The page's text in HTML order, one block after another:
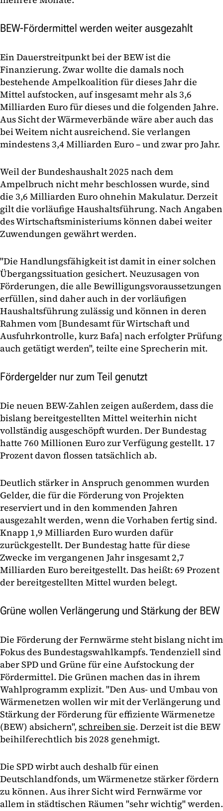
BEW-Fördermittel werden weiter ausgezahlt
Ein Dauerstreitpunkt bei der BEW ist die
Finanzierung. Zwar wollte die damals noch
bestehende Ampelkoalition für dieses Jahr die
Mittel aufstocken, auf insgesamt mehr als 3,6
Milliarden Euro für dieses und die folgenden Jahre.
Aus Sicht der Wärmeverbände wäre aber auch das
bei Weitem nicht ausreichend. Sie verlangen
mindestens 3,4 Milliarden Euro – und zwar pro Jahr.
Weil der Bundeshaushalt 2025 nach dem
Ampelbruch nicht mehr beschlossen wurde, sind
die 3,6 Milliarden Euro ohnehin Makulatur. Derzeit
gilt die vorläufige Haushaltsführung. Nach Angaben
des Wirtschaftsministeriums können dabei weiter
Zuwendungen gewährt werden.
"Die Handlungsfähigkeit ist damit in einer solchen
Übergangssituation gesichert. Neuzusagen von
Förderungen, die alle Bewilligungsvoraussetzungen
erfüllen, sind daher auch in der vorläufigen
Haushaltsführung zulässig und können in deren
Rahmen vom [Bundesamt für Wirtschaft und
Ausfuhrkontrolle, kurz Bafa] nach erfolgter Prüfung
auch getätigt werden", teilte eine Sprecherin mit.
Fördergelder nur zum Teil genutzt
Die neuen BEW-Zahlen zeigen außerdem, dass die
bislang bereitgestellten Mittel weiterhin nicht
vollständig ausgeschöpft wurden. Der Bundestag
hatte 760 Millionen Euro zur Verfügung gestellt. 17
Prozent davon flossen tatsächlich ab.
Deutlich stärker in Anspruch genommen wurden
Gelder, die für die Förderung von Projekten
reserviert und in den kommenden Jahren
ausgezahlt werden, wenn die Vorhaben fertig sind.
Knapp 1,9 Milliarden Euro wurden dafür
zurückgestellt. Der Bundestag hatte für diese
Zwecke im vergangenen Jahr insgesamt 2,7
Milliarden Euro bereitgestellt. Das heißt: 69 Prozent
der bereitgestellten Mittel wurden belegt.
Grüne wollen Verlängerung und Stärkung der BEW
Die Förderung der Fernwärme steht bislang nicht im
Fokus des Bundestagswahlkampfs. Tendenziell sind
aber SPD und Grüne für eine Aufstockung der
Fördermittel. Die Grünen machen das in ihrem
Wahlprogramm explizit. "Den Aus- und Umbau von
Wärmenetzen wollen wir mit der Verlängerung und
Stärkung der Förderung für effiziente Wärmenetze
(BEW) absichern", schreiben sie. Derzeit ist die BEW
beihilferechtlich bis 2028 genehmigt.
Die SPD wirbt auch deshalb für einen
Deutschlandfonds, um Wärmenetze stärker fördern
zu können. Aus ihrer Sicht wird Fernwärme vor
allem in städtischen Räumen "sehr wichtig" werden.